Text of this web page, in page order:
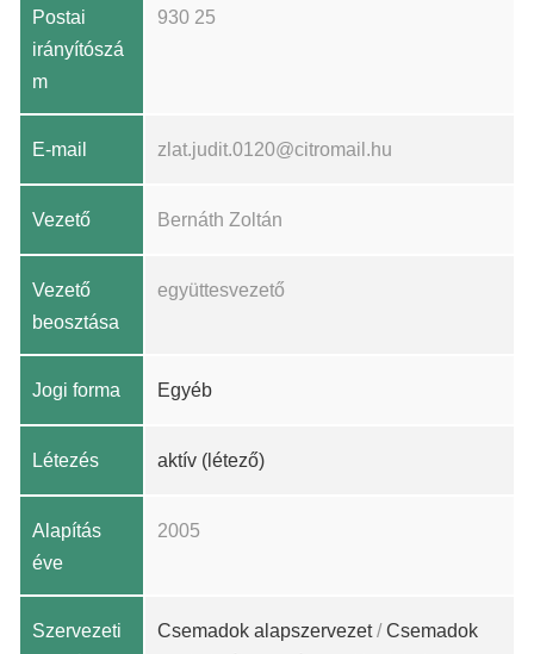
Postai
irányítószá
m
930 25
E-mail zlat.judit.0120@citromail.hu
Vezető Bernáth Zoltán
Vezető
beosztása
együttesvezető
Jogi forma Egyéb
Létezés aktív (létező)
Alapítás
éve
2005
Szervezeti
Csemadok alapszervezet/Csemadok